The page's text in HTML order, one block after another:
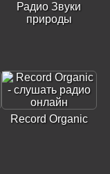
Радио Звуки
природы
Record Organic